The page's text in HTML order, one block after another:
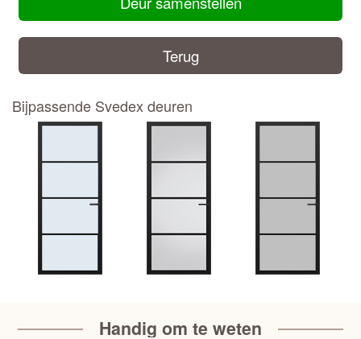
Terug
Bijpassende Svedex deuren
Handig om te weten